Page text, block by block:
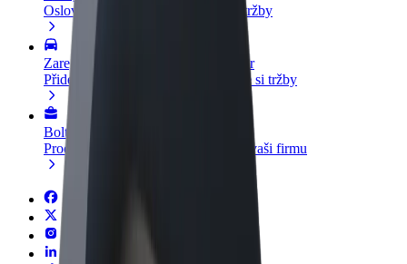
Oslovte více zákazníků a zvyšte si tržby
Zaregistrujte se jako flotilový partner
Přidejte svou flotilu k Boltu a zvyšte si tržby
Bolt for Business
Produkty a služby Boltu přesně pro vaši firmu